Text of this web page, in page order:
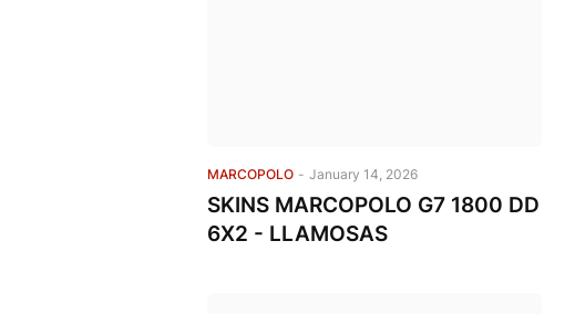
MARCOPOLO - January 14, 2026
SKINS MARCOPOLO G7 1800 DD
6X2 - LLAMOSAS